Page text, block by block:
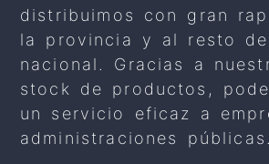
distribuimos con gran
la provincia y al resto
nacional. Gracias a
stock de productos,
un servicio eficaz a
administraciones públicas.